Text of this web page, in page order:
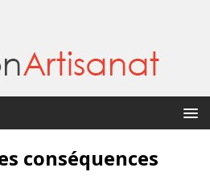
conséquences